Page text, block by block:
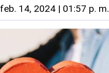
feb. 14, 2024 | 01:57 p. m.